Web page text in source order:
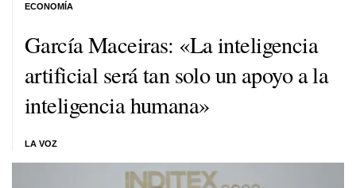
García Maceiras: «La inteligencia
artificial será tan solo un apoyo a la
inteligencia humana»
LA VOZ
ECONOMÍA